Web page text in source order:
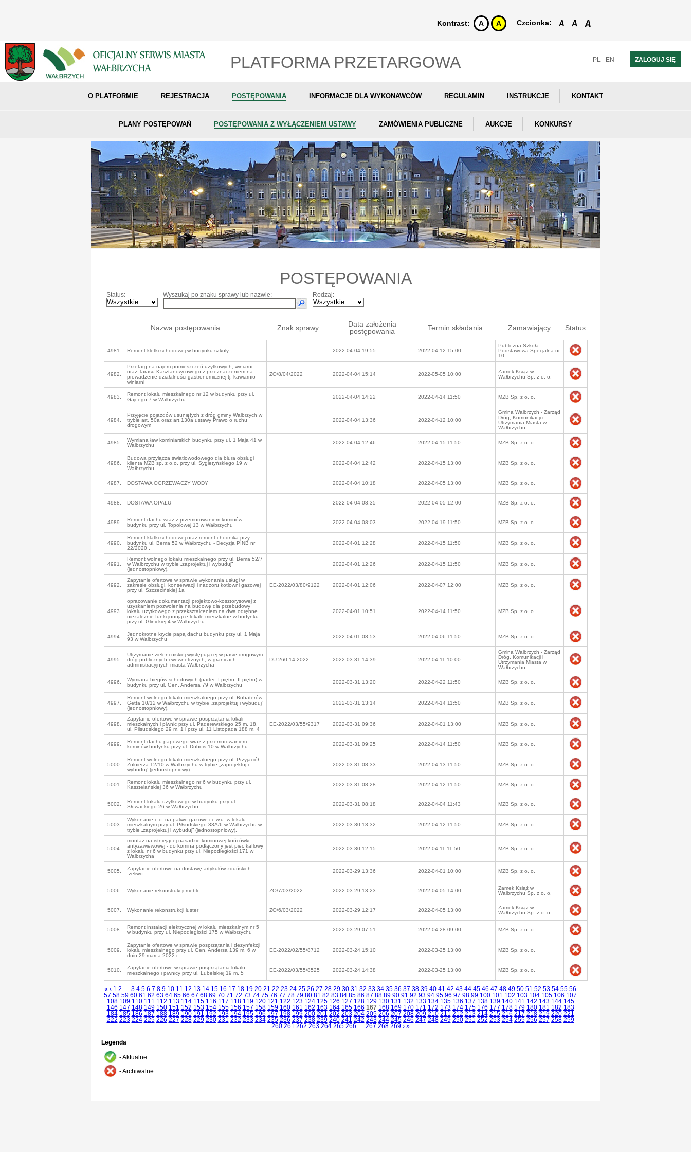
Czcionka:
Kontrast: A A
PLATFORMA PRZETARGOWA PL EN ZALOGUJ SIĘ
O PLATFORMIE REJESTRACJA POSTĘPOWANIA INFORMACJE DLA WYKONAWCÓW REGULAMIN INSTRUKCJE KONTAKT
PLANY POSTĘPOWAŃ POSTĘPOWANIA Z WYŁĄCZENIEM USTAWY ZAMÓWIENIA PUBLICZNE AUKCJE KONKURSY
POSTĘPOWANIA
Status: Wyszukaj po znaku sprawy lub nazwie: Rodzaj:
Nazwa postępowania Znak sprawy
Data założenia
postępowania
Termin składania Zamawiający Status
4981. Remont kletki schodowej w budynku szkoły 2022-04-04 19:55 2022-04-12 15:00
Publiczna Szkoła
Podstawowa Specjalna nr
10
4982.
Przetarg na najem pomieszczeń użytkowych, winiarni
oraz Tarasu Kasztanowcowego z przeznaczeniem na
prowadzenie działalności gastronomicznej tj. kawiarnio-
winiarni
ZO/8/04/2022 2022-04-04 15:14 2022-05-05 10:00
Zamek Książ w
Wałbrzychu Sp. z o. o.
4983.
Remont lokalu mieszkalnego nr 12 w budynku przy ul.
Gajcego 7 w Wałbrzychu
2022-04-04 14:22 2022-04-14 11:50 MZB Sp. z o. o.
4984.
Przyjęcie pojazdów usuniętych z dróg gminy Wałbrzych w
trybie art. 50a oraz art.130a ustawy Prawo o ruchu
drogowym
2022-04-04 13:36 2022-04-12 10:00
Gmina Wałbrzych - Zarząd
Dróg, Komunikacji i
Utrzymania Miasta w
Wałbrzychu
4985.
Wymiana ław kominiarskich budynku przy ul. 1 Maja 41 w
Wałbrzychu
2022-04-04 12:46 2022-04-15 11:50 MZB Sp. z o. o.
4986.
Budowa przyłącza światłowodowego dla biura obsługi
klienta MZB sp. z o.o. przy ul. Sygietyńskiego 19 w
Wałbrzychu
2022-04-04 12:42 2022-04-15 13:00 MZB Sp. z o. o.
4987. DOSTAWA OGRZEWACZY WODY 2022-04-04 10:18 2022-04-05 13:00 MZB Sp. z o. o.
4988. DOSTAWA OPAŁU 2022-04-04 08:35 2022-04-05 12:00 MZB Sp. z o. o.
4989.
Remont dachu wraz z przemurowaniem kominów
budynku przy ul. Topolowej 13 w Wałbrzychu
2022-04-04 08:03 2022-04-19 11:50 MZB Sp. z o. o.
4990.
Remont klatki schodowej oraz remont chodnika przy
budynku ul. Bema 52 w Wałbrzychu - Decyzja PINB nr
22/2020 .
2022-04-01 12:28 2022-04-15 11:50 MZB Sp. z o. o.
4991.
Remont wolnego lokalu mieszkalnego przy ul. Bema 52/7
w Wałbrzychu w trybie „zaprojektuj i wybuduj”
(jednostopniowy).
2022-04-01 12:26 2022-04-15 11:50 MZB Sp. z o. o.
4992.
Zapytanie ofertowe w sprawie wykonania usługi w
zakresie obsługi, konserwacji i nadzoru kotłowni gazowej
przy ul. Szczecińskiej 1a
EE-2022/03/80/9122 2022-04-01 12:06 2022-04-07 12:00 MZB Sp. z o. o.
4993.
opracowanie dokumentacji projektowo-kosztorysowej z
uzyskaniem pozwolenia na budowę dla przebudowy
lokalu użytkowego z przekształceniem na dwa odrębne
niezależnie funkcjonujące lokale mieszkalne w budynku
przy ul. Glinickiej 4 w Wałbrzychu.
2022-04-01 10:51 2022-04-14 11:50 MZB Sp. z o. o.
4994.
Jednokrotne krycie papą dachu budynku przy ul. 1 Maja
93 w Wałbrzychu
2022-04-01 08:53 2022-04-06 11:50 MZB Sp. z o. o.
4995.
Utrzymanie zieleni niskiej występującej w pasie drogowym
dróg publicznych i wewnętrznych, w granicach
administracyjnych miasta Wałbrzycha
DU.260.14.2022 2022-03-31 14:39 2022-04-11 10:00
Gmina Wałbrzych - Zarząd
Dróg, Komunikacji i
Utrzymania Miasta w
Wałbrzychu
4996.
Wymiana biegów schodowych (parter- I piętro- II piętro) w
budynku przy ul. Gen. Andersa 79 w Wałbrzychu
2022-03-31 13:20 2022-04-22 11:50 MZB Sp. z o. o.
4997.
Remont wolnego lokalu mieszkalnego przy ul. Bohaterów
Getta 10/12 w Wałbrzychu w trybie „zaprojektuj i wybuduj”
(jednostopniowy).
2022-03-31 13:14 2022-04-14 11:50 MZB Sp. z o. o.
4998.
Zapytanie ofertowe w sprawie posprzątania lokali
mieszkalnych i piwnic przy ul. Paderewskiego 25 m. 18,
ul. Piłsudskiego 29 m. 1 i przy ul. 11 Listopada 188 m. 4
EE-2022/03/55/9317 2022-03-31 09:36 2022-04-01 13:00 MZB Sp. z o. o.
4999.
Remont dachu papowego wraz z przemurowaniem
kominów budynku przy ul. Dubois 10 w Wałbrzychu
2022-03-31 09:25 2022-04-14 11:50 MZB Sp. z o. o.
5000.
Remont wolnego lokalu mieszkalnego przy ul. Przyjaciół
Żołnierza 12/10 w Wałbrzychu w trybie „zaprojektuj i
wybuduj” (jednostopniowy).
2022-03-31 08:33 2022-04-13 11:50 MZB Sp. z o. o.
5001.
Remont lokalu mieszkalnego nr 6 w budynku przy ul.
Kasztelańskiej 36 w Wałbrzychu
2022-03-31 08:28 2022-04-12 11:50 MZB Sp. z o. o.
5002.
Remont lokalu użytkowego w budynku przy ul.
Słowackiego 26 w Wałbrzychu.
2022-03-31 08:18 2022-04-04 11:43 MZB Sp. z o. o.
5003.
Wykonanie c.o. na paliwo gazowe i c.w.u. w lokalu
mieszkalnym przy ul. Piłsudskiego 33A/6 w Wałbrzychu w
trybie „zaprojektuj i wybuduj” (jednostopniowy).
2022-03-30 13:32 2022-04-12 11:50 MZB Sp. z o. o.
5004.
montaż na istniejącej nasadzie kominowej końcówki
antyzawiewowej - do komina podłączony jest piec kaflowy
z lokalu nr 6 w budynku przy ul. Niepodległości 171 w
Wałbrzycha
2022-03-30 12:15 2022-04-11 11:50 MZB Sp. z o. o.
5005.
Zapytanie ofertowe na dostawę artykułów zduńskich
-żeliwo
2022-03-29 13:36 2022-04-01 10:00 MZB Sp. z o. o.
5006. Wykonanie rekonstrukcji mebli ZO/7/03/2022 2022-03-29 13:23 2022-04-05 14:00
Zamek Książ w
Wałbrzychu Sp. z o. o.
5007. Wykonanie rekonstrukcji luster ZO/6/03/2022 2022-03-29 12:17 2022-04-05 13:00
Zamek Książ w
Wałbrzychu Sp. z o. o.
5008.
Remont instalacji elektrycznej w lokalu mieszkalnym nr 5
w budynku przy ul. Niepodległości 175 w Wałbrzychu
2022-03-29 07:51 2022-04-28 09:00 MZB Sp. z o. o.
5009.
Zapytanie ofertowe w sprawie posprzątania i dezynfekcji
lokalu mieszkalnego przy ul. Gen. Andersa 139 m. 6 w
dniu 29 marca 2022 r.
EE-2022/02/55/8712 2022-03-24 15:10 2022-03-25 13:00 MZB Sp. z o. o.
5010.
Zapytanie ofertowe w sprawie posprzątania lokalu
mieszkalnego i piwnicy przy ul. Lubelskiej 19 m. 5
EE-2022/03/55/8525 2022-03-24 14:38 2022-03-25 13:00 MZB Sp. z o. o.
« ‹ 1 2 … 3 4 5 6 7 8 9 10 11 12 13 14 15 16 17 18 19 20 21 22 23 24 25 26 27 28 29 30 31 32 33 34 35 36 37 38 39 40 41 42 43 44 45 46 47 48 49 50 51 52 53 54 55 56
57 58 59 60 61 62 63 64 65 66 67 68 69 70 71 72 73 74 75 76 77 78 79 80 81 82 83 84 85 86 87 88 89 90 91 92 93 94 95 96 97 98 99 100 101 102 103 104 105 106 107
108 109 110 111 112 113 114 115 116 117 118 119 120 121 122 123 124 125 126 127 128 129 130 131 132 133 134 135 136 137 138 139 140 141 142 143 144 145
146 147 148 149 150 151 152 153 154 155 156 157 158 159 160 161 162 163 164 165 166 167 168 169 170 171 172 173 174 175 176 177 178 179 180 181 182 183
184 185 186 187 188 189 190 191 192 193 194 195 196 197 198 199 200 201 202 203 204 205 206 207 208 209 210 211 212 213 214 215 216 217 218 219 220 221
222 223 224 225 226 227 228 229 230 231 232 233 234 235 236 237 238 239 240 241 242 243 244 245 246 247 248 249 250 251 252 253 254 255 256 257 258 259
260 261 262 263 264 265 266 … 267 268 269 › »
Legenda
- Aktualne
- Archiwalne